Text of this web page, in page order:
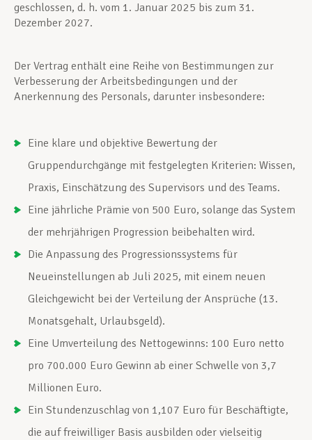
geschlossen, d. h. vom 1. Januar 2025 bis zum 31.
Dezember 2027.
Der Vertrag enthält eine Reihe von Bestimmungen zur
Verbesserung der Arbeitsbedingungen und der
Anerkennung des Personals, darunter insbesondere:
Eine klare und objektive Bewertung der
Gruppendurchgänge mit festgelegten Kriterien: Wissen,
Praxis, Einschätzung des Supervisors und des Teams.
Eine jährliche Prämie von 500 Euro, solange das System
der mehrjährigen Progression beibehalten wird.
Die Anpassung des Progressionssystems für
Neueinstellungen ab Juli 2025, mit einem neuen
Gleichgewicht bei der Verteilung der Ansprüche (13.
Monatsgehalt, Urlaubsgeld).
Eine Umverteilung des Nettogewinns: 100 Euro netto
pro 700.000 Euro Gewinn ab einer Schwelle von 3,7
Millionen Euro.
Ein Stundenzuschlag von 1,107 Euro für Beschäftigte,
die auf freiwilliger Basis ausbilden oder vielseitig